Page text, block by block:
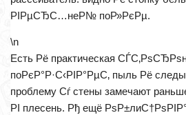
РІРµСЂС…неР№ поР»РєРµ.
\n
Есть Рё практическая
поРєР°Р·С‹РІР°РµС‚ пыль Рё
проблему Сѓ стены замечают
РІ плесень. Рђ ещё